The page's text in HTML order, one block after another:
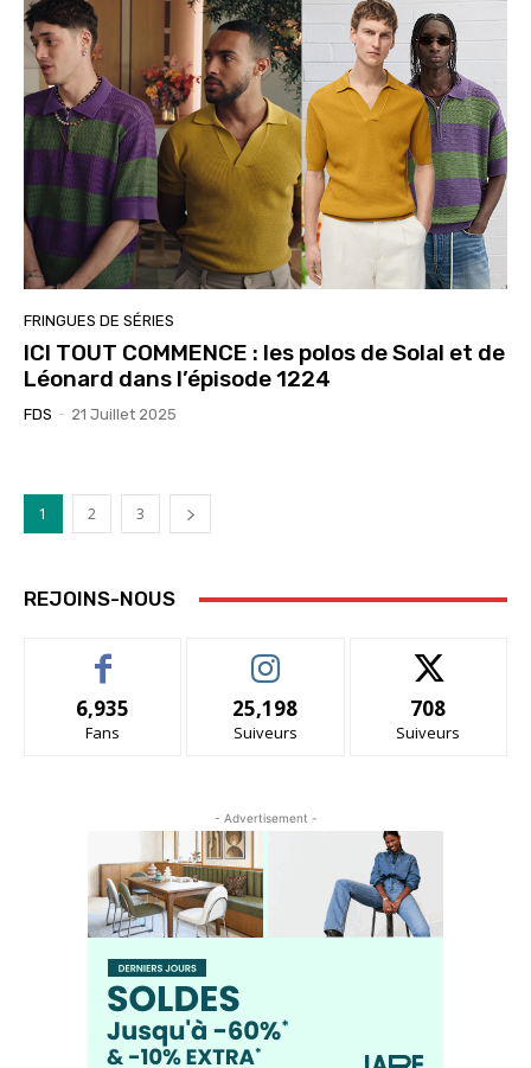
FRINGUES DE SÉRIES
ICI TOUT COMMENCE : les polos de Solal et de
Léonard dans l’épisode 1224
FDS - 21 Juillet 2025
1 2 3
REJOINS-NOUS
6,935
Fans
25,198
Suiveurs
708
Suiveurs
- Advertisement -